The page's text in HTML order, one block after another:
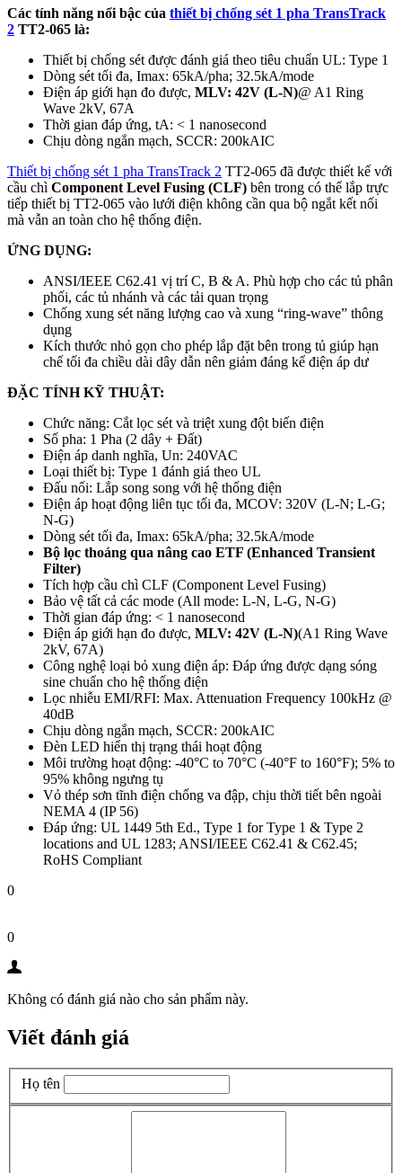
Các tính năng nổi bậc của thiết bị chống sét 1 pha TransTrack
2 TT2-065 là:
Thiết bị chống sét được đánh giá theo tiêu chuẩn UL: Type 1
Dòng sét tối đa, Imax: 65kA/pha; 32.5kA/mode
Điện áp giới hạn đo được, MLV: 42V (L-N)@ A1 Ring
Wave 2kV, 67A
Thời gian đáp ứng, tA: < 1 nanosecond
Chịu dòng ngắn mạch, SCCR: 200kAIC
Thiết bị chống sét 1 pha TransTrack 2 TT2-065 đã được thiết kế với
cầu chì Component Level Fusing (CLF) bên trong có thể lắp trực
tiếp thiết bị TT2-065 vào lưới điện không cần qua bộ ngắt kết nối
mà vẫn an toàn cho hệ thống điện.
ỨNG DỤNG:
ANSI/IEEE C62.41 vị trí C, B & A. Phù hợp cho các tủ phân
phối, các tủ nhánh và các tải quan trọng
Chống xung sét năng lượng cao và xung “ring-wave” thông
dụng
Kích thước nhỏ gọn cho phép lắp đặt bên trong tủ giúp hạn
chế tối đa chiều dài dây dẫn nên giảm đáng kể điện áp dư
ĐẶC TÍNH KỸ THUẬT:
Chức năng: Cắt lọc sét và triệt xung đột biến điện
Số pha: 1 Pha (2 dây + Đất)
Điện áp danh nghĩa, Un: 240VAC
Loại thiết bị: Type 1 đánh giá theo UL
Đấu nối: Lắp song song với hệ thống điện
Điện áp hoạt động liên tục tối đa, MCOV: 320V (L-N; L-G;
N-G)
Dòng sét tối đa, Imax: 65kA/pha; 32.5kA/mode
Bộ lọc thoáng qua nâng cao ETF (Enhanced Transient
Filter)
Tích hợp cầu chì CLF (Component Level Fusing)
Bảo vệ tất cả các mode (All mode: L-N, L-G, N-G)
Thời gian đáp ứng: < 1 nanosecond
Điện áp giới hạn đo được, MLV: 42V (L-N)(A1 Ring Wave
2kV, 67A)
Công nghệ loại bỏ xung điện áp: Đáp ứng được dạng sóng
sine chuẩn cho hệ thống điện
Lọc nhiễu EMI/RFI: Max. Attenuation Frequency 100kHz @
40dB
Chịu dòng ngắn mạch, SCCR: 200kAIC
Đèn LED hiển thị trạng thái hoạt động
Môi trường hoạt động: -40°C to 70°C (-40°F to 160°F); 5% to
95% không ngưng tụ
Vỏ thép sơn tĩnh điện chống va đập, chịu thời tiết bên ngoài
NEMA 4 (IP 56)
Đáp ứng: UL 1449 5th Ed., Type 1 for Type 1 & Type 2
locations and UL 1283; ANSI/IEEE C62.41 & C62.45;
RoHS Compliant
0
0
Không có đánh giá nào cho sản phẩm này.
Viết đánh giá
Họ tên